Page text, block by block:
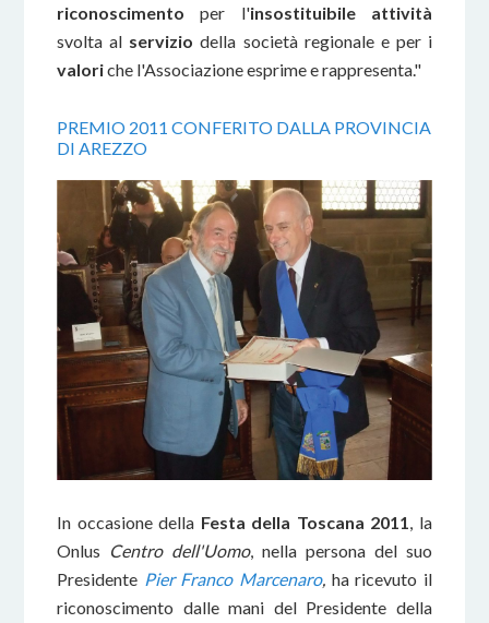
riconoscimento per l'insostituibile attività
svolta al servizio della società regionale e per i
valoriche l'Associazione esprime e rappresenta."
PREMIO 2011 CONFERITO DALLA PROVINCIA
DI AREZZO
In occasione della Festa della Toscana 2011, la
Onlus Centrodell'Uomo, nella persona del suo
Presidente Pier Franco Marcenaro, ha ricevuto il
riconoscimento dalle mani del Presidente della